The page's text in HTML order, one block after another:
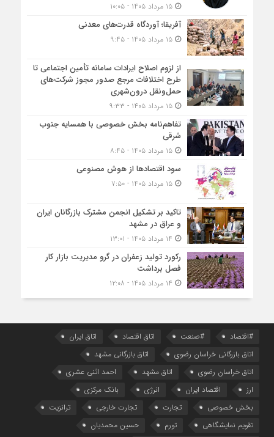
۱۵ مرداد ۱۴۰۵ - ۱۰:۰۵
آفریقا؛ آوردگاه قدرت‌های معدنی
۱۵ مرداد ۱۴۰۵ - ۹:۴۵
از لزوم اصلاح ایرادات سامانه تأمین اجتماعی تا
طرح اختلافات مرجع صدور مجوز شرکت‌های
حمل‌ونقل درون‌شهری
۱۵ مرداد ۱۴۰۵ - ۹:۳۳
تفاهم‌نامه بخش خصوصی با همسایه جنوب
شرقی
۱۵ مرداد ۱۴۰۵ - ۸:۴۵
سود اقتصاد‌ها از هوش مصنوعی
۱۵ مرداد ۱۴۰۵ - ۷:۵۰
تاکید بر تشکیل انجمن مشترک بازرگانان ایران
و عراق در مشهد
رکورد تولید زعفران در گرو مدیریت بازار کار
فصل برداشت
#اقتصاد #صنعت اتاق اقتصاد
اتاق ایران
اتاق بازرگانی خراسان رضوی
اتاق بازرگانی مشهد
اتاق خراسان رضوی
اتاق مشهد
احمد اثنی عشری
ارز
اقتصاد ایران انرژی
بانک مرکزی
بخش خصوصی
تجارت تجارت خارجی
ترانزیت
تقویم نمایشگاهی
تورم حسین محمدیان